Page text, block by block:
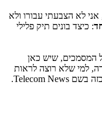
לא הצבעתי עבורו ולא
: כיצד בונים תיק פלילי
המסמכים, שיש כאן
בסדרה, למי שלא רוצה לראות
אתר כזה בשם Telecom News.